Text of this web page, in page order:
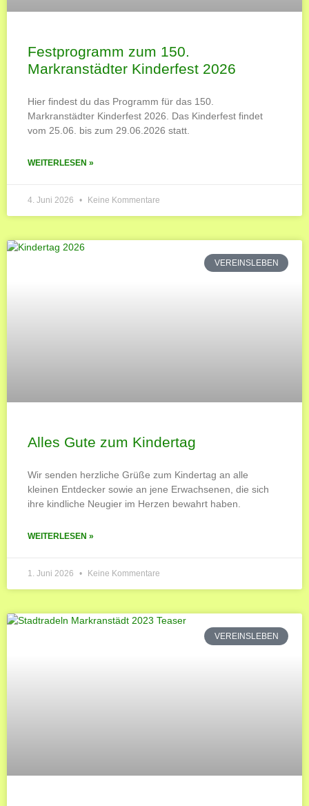
Festprogramm zum 150.
Markranstädter Kinderfest 2026
Hier findest du das Programm für das 150.
Markranstädter Kinderfest 2026. Das Kinderfest findet
vom 25.06. bis zum 29.06.2026 statt.
WEITERLESEN »
4. Juni 2026 Keine Kommentare
VEREINSLEBEN
Alles Gute zum Kindertag
Wir senden herzliche Grüße zum Kindertag an alle
kleinen Entdecker sowie an jene Erwachsenen, die sich
ihre kindliche Neugier im Herzen bewahrt haben.
WEITERLESEN »
1. Juni 2026 Keine Kommentare
VEREINSLEBEN